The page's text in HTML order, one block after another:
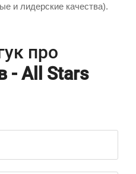
и лидерские качества).
про
- All Stars